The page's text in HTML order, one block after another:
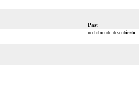
Past
no habiendo descubierto